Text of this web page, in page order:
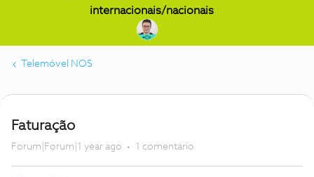
internacionais/nacionais
Telemóvel NOS
Faturação
Forum|Forum|1 year ago 1 comentário